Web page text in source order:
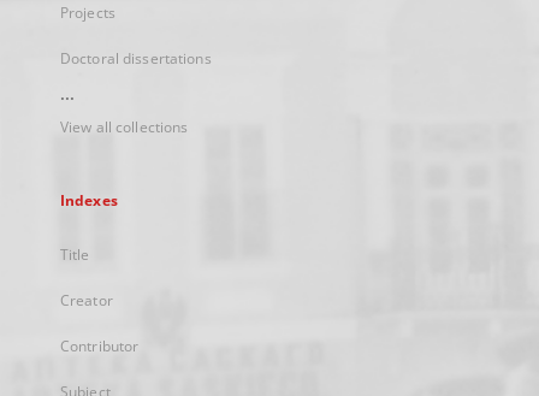
Projects
Doctoral dissertations
...
View all collections
Indexes
Title
Creator
Contributor
Subject